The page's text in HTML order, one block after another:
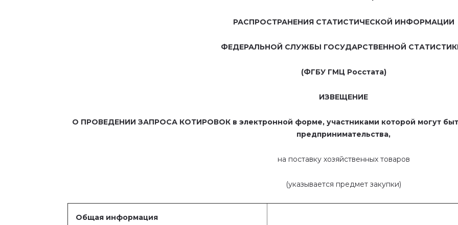
РАСПРОСТРАНЕНИЯ СТАТИСТИЧЕСКОЙ ИНФОРМАЦИИ
ФЕДЕРАЛЬНОЙ СЛУЖБЫ ГОСУДАРСТВЕННОЙ
(ФГБУ ГМЦ Росстата)
ИЗВЕЩЕНИЕ
О ПРОВЕДЕНИИ ЗАПРОСА КОТИРОВОК в электронной форме, участниками которой могут
предпринимательства,
на поставку хозяйственных товаров
(указывается предмет закупки)
Общая информация